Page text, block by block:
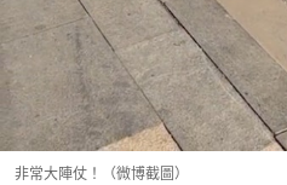
非常大陣仗！（微博截圖）